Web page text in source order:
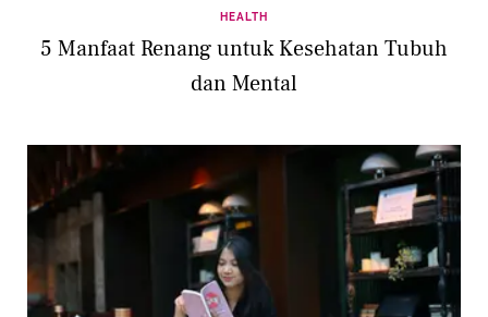
HEALTH
5 Manfaat Renang untuk Kesehatan Tubuh
dan Mental